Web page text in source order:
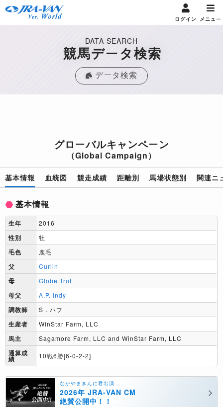
ログイン メニュー
DATA SEARCH
競馬データ検索
データ検索
グローバルキャンペーン
（Global Campaign）
基本情報 血統図 競走成績 距離別 馬場状態別 関連ニ
基本情報
生年 2016
性別 牡
毛色 鹿毛
父 Curlin
母 Globe Trot
母父 A.P. Indy
調教師 S．ハフ
生産者 WinStar Farm, LLC
馬主 Sagamore Farm, LLC and WinStar Farm, LLC
通算成
績 10戦6勝[6-0-2-2]
なかやまきんに君出演
2026年 JRA-VAN CM
絶賛公開中！！